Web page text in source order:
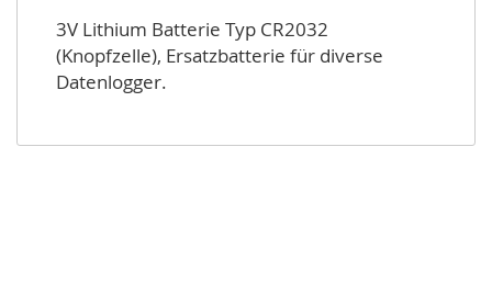
3V Lithium Batterie Typ CR2032
(Knopfzelle), Ersatzbatterie für diverse
Datenlogger.